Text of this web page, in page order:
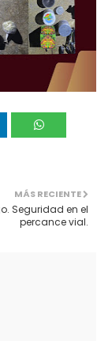
MÁS RECIENTE
Seguridad en el
percance vial.